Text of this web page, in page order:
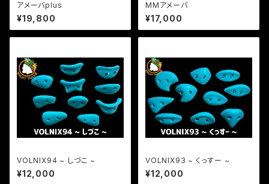
アメーバplus
¥19,800
MMアメーバ
¥17,000
VOLNIX94 ~ しづこ ~
¥12,000
VOLNIX93 ~ くっすー ~
¥12,000